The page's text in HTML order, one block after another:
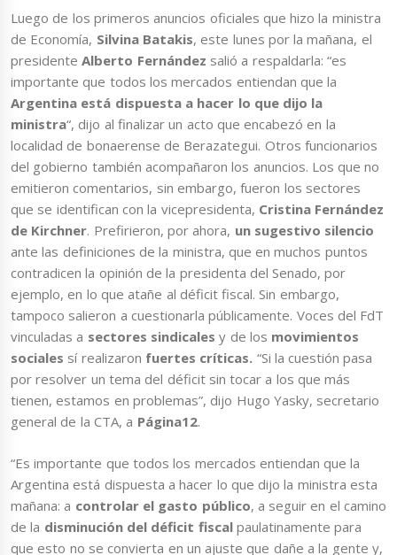
Luego de los primeros anuncios oficiales que hizo la ministra
de Economía, Silvina Batakis, este lunes por la mañana, el
presidenteAlberto Fernández salió a respaldarla: “es
importante que todos los mercados entiendan que la
Argentina está dispuesta a hacer lo que dijo la
ministra“, dijo al finalizar un acto que encabezó en la
localidad de bonaerense de Berazategui. Otros funcionarios
del gobierno también acompañaron los anuncios. Los que no
emitieron comentarios, sin embargo, fueron los sectores
que se identifican con la vicepresidenta, Cristina Fernández
de Kirchner. Prefirieron, por ahora, un sugestivo silencio
ante las definiciones de la ministra, que en muchos puntos
contradicen la opinión de la presidenta del Senado, por
ejemplo, en lo que atañe al déficit fiscal. Sin embargo,
tampoco salieron a cuestionarla públicamente. Voces del FdT
vinculadas a sectores sindicales y de los movimientos
sociales sí realizaron fuertes críticas. “Si la cuestión pasa
por resolver un tema del déficit sin tocar a los que más
tienen, estamos en problemas”, dijo Hugo Yasky, secretario
general de la CTA, a Página12.
“Es importante que todos los mercados entiendan que la
Argentina está dispuesta a hacer lo que dijo la ministra esta
mañana: a controlar el gasto público, a seguir en el camino
de la disminución del déficit fiscalpaulatinamente para
que esto no se convierta en un ajuste que dañe a la gente y,